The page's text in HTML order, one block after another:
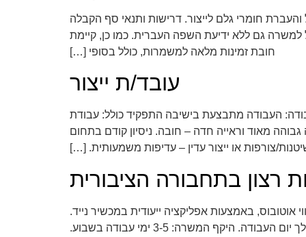
חומרי גלם לייצור. דרישות ותנאי סף הקבלה
למשרה גם ללא ידיעת השפה העברית. כמו כן, קיימת
חובת זמינות מלאה למשמרות, כולל בסופי […]
עובד/ת ייצור
העבודה מתבצעת בישיבה התפקיד כולל: עבודת
מאוד וראייה חדה – חובה. ניסיון קודם בתחום
צורפות או ייצור עדין – עדיפות משמעותית. […]
רצון בתחבורה הציבורית
אוטובוס, באמצעות אפליקציה ייעודית במכשיר נייד.
התפקיד כולל פנייה לנוסעים, איסוף נתונים על חוויית השירות, עבודה עצמאית בשטח וביצוע סקרים במספר קווים במהלך יום העבודה. היקף המשרה: 3-5 ימי עבודה בשבוע.